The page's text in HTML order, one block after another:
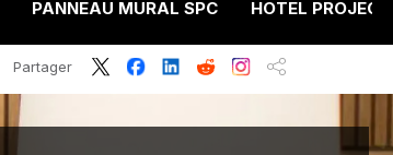
PANNEAU MURAL SPC HOTEL PROJECT
Partager